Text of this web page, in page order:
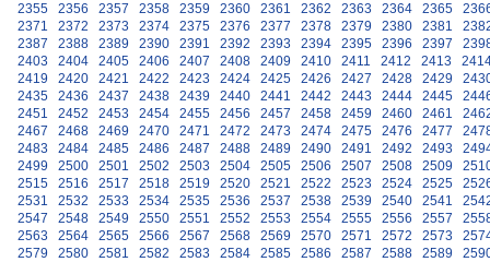
2355
2356 2357 2358 2359 2360 2361 2362 2363 2364 2365
2371
2372 2373 2374 2375 2376 2377 2378 2379 2380 2381
2387
2388 2389 2390 2391 2392 2393 2394 2395 2396 2397
2403
2404 2405 2406 2407 2408 2409 2410 2411 2412 2413
2419
2420 2421 2422 2423 2424 2425 2426 2427 2428 2429
2435
2436 2437 2438 2439 2440 2441 2442 2443 2444 2445
2451
2452 2453 2454 2455 2456 2457 2458 2459 2460 2461
2467
2468 2469 2470 2471 2472 2473 2474 2475 2476 2477
2483
2484 2485 2486 2487 2488 2489 2490 2491 2492 2493
2499
2500 2501 2502 2503 2504 2505 2506 2507 2508 2509
2515
2516 2517 2518 2519 2520 2521 2522 2523 2524 2525
2531
2532 2533 2534 2535 2536 2537 2538 2539 2540 2541
2547
2548 2549 2550 2551 2552 2553 2554 2555 2556 2557
2563
2564 2565 2566 2567 2568 2569 2570 2571 2572 2573
2579
2580 2581 2582 2583 2584 2585 2586 2587 2588 2589